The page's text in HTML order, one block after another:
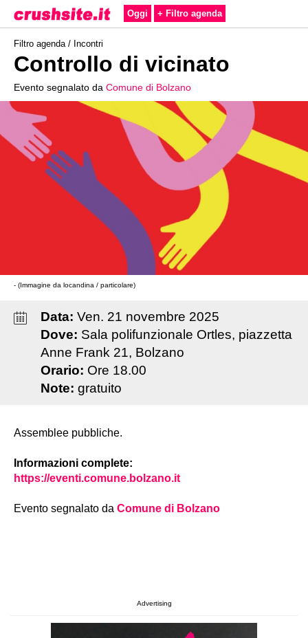
Oggi + Filtro agenda
Filtro agenda / Incontri
Controllo di vicinato
Evento segnalato da Comune di Bolzano
- (Immagine da locandina / particolare)
Data: Ven. 21 novembre 2025
Dove: Sala polifunzionale Ortles, piazzetta
Anne Frank 21, Bolzano
Orario: Ore 18.00
Note: gratuito
Assemblee pubbliche.
Informazioni complete:
https://eventi.comune.bolzano.it
Evento segnalato da Comune di Bolzano
Advertising